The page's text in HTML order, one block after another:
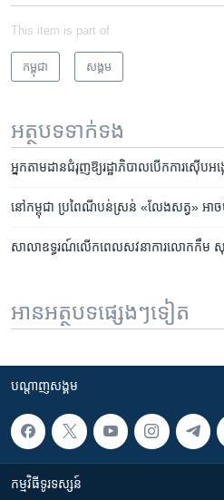
This item is part of
កម្ពុជា សង្គម
អត្ថបទ​ទាក់ទង
អ្នក​តាមដាន​ជំរុញ​ឱ្យ​រដ្ឋាភិបាល​បើក​ការ​ស៊ើប​អ
នៅ​កម្ពុជា ប្រពៃណី​បន់ស្រន់​ «លែង​សត្វ» អ
សាលា​ឧទ្ធរណ៍​លើក​ពេល​សវនាការ​លោក​កឹម សុខ
អានអត្ថបទផ្សេងៗទៀត
បណ្តាញ​សង្គម
កម្មវិធី​ទូរទស្សន៍